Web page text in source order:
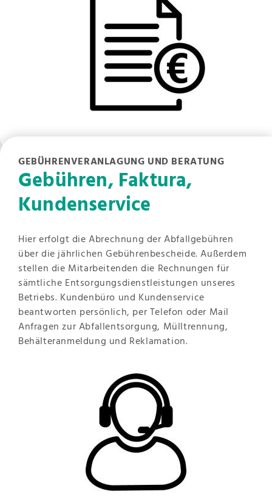
GEBÜHRENVERANLAGUNG UND BERATUNG
Gebühren, Faktura,
Kundenservice
Hier erfolgt die Abrechnung der Abfallgebühren
über die jährlichen Gebührenbescheide. Außerdem
stellen die Mitarbeitenden die Rechnungen für
sämtliche Entsorgungsdienstleistungen unseres
Betriebs. Kundenbüro und Kundenservice
beantworten persönlich, per Telefon oder Mail
Anfragen zur Abfallentsorgung, Mülltrennung,
Behälteranmeldung und Reklamation.